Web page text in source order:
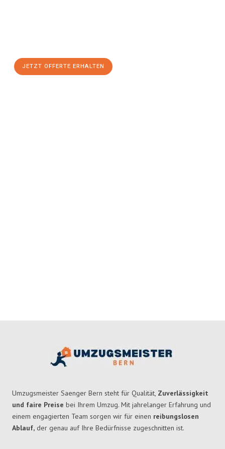
JETZT OFFERTE ERHALTEN
Umzugsmeister Saenger Bern steht für Qualität, Zuverlässigkeit
und faire Preise bei Ihrem Umzug. Mit jahrelanger Erfahrung und
einem engagierten Team sorgen wir für einen reibungslosen
Ablauf, der genau auf Ihre Bedürfnisse zugeschnitten ist.